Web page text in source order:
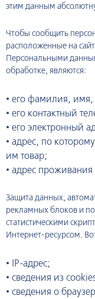
этим данным
Чтобы сообщить
расположенные на
Персональными
обработке, являются:
• его фамилия, имя,
• его контактный
• его электронный
• адрес, по
им товар;
• адрес проживания
Защита данных,
рекламных блоков и
статистическими
Интернет-ресурсом.
• IP-адрес;
• сведения из
• сведения о